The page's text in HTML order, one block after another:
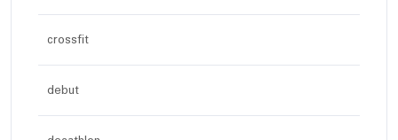
crossfit
debut